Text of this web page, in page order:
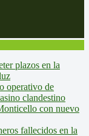
plazos en la
operativo de
clandestino
con nuevo
fallecidos en la